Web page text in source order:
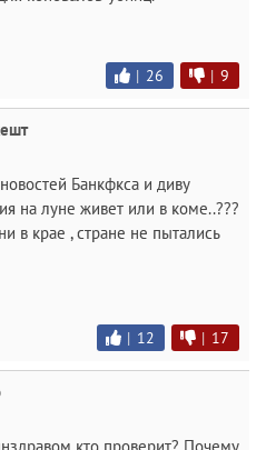
| 26 | 9
Банкфкса и диву
на луне живет или в коме..???
в крае , стране не пытались
| 12 | 17